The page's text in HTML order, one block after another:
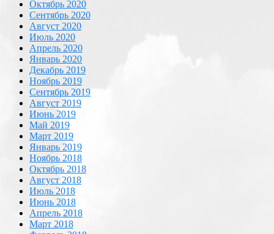
Октябрь 2020
Сентябрь 2020
Август 2020
Июль 2020
Апрель 2020
Январь 2020
Декабрь 2019
Ноябрь 2019
Сентябрь 2019
Август 2019
Июнь 2019
Май 2019
Март 2019
Январь 2019
Ноябрь 2018
Октябрь 2018
Август 2018
Июль 2018
Июнь 2018
Апрель 2018
Март 2018